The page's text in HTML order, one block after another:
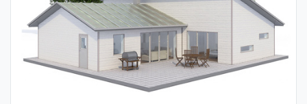
även ett väldigt smart allrum som till exempel kan användas till
spel, tv och musik.